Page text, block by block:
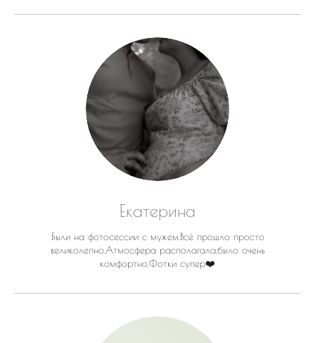
Екатерина
Были на фотосессии с мужем.Всё прошло просто
великолепно,Атмосфера располагала,было очень
комфортно.Фотки супер❤️